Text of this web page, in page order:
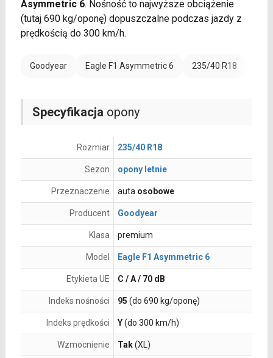
Asymmetric 6. Nośność to najwyższe obciążenie
(tutaj 690 kg/oponę) dopuszczalne podczas jazdy z
prędkością do 300 km/h.
Goodyear Eagle F1 Asymmetric 6 235/40 R18
Specyfikacja opony
Rozmiar 235/40 R18
Sezon opony letnie
Przeznaczenie auta osobowe
Producent Goodyear
Klasa premium
Model Eagle F1 Asymmetric 6
Etykieta UE C / A / 70 dB
Indeks nośności 95 (do 690 kg/oponę)
Indeks prędkości Y(do 300 km/h)
Wzmocnienie Tak(XL)